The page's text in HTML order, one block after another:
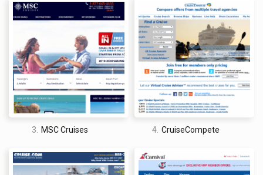
balcón o suite, pero sin garantizarla.
CheapTickets asume automáticamente que las fechas
alternativas están bien y, a veces, cambia las fechas de su
búsqueda, lo que quizás no se dé cuenta hasta después de la
compra.
¿Qué tan fácil es usar el sitio web de CheapTickets
Cruises?
Navegar por el sitio web resultó ser simple e incluso los
usuarios primerizos no deberían tener problemas. La página
de inicio es casi idéntica a la de Expedia en cuanto a diseño y
verás seis opciones en la parte superior: Estancias, Vuelos,
vez que hagas clic en Cruceros, se te pedirá que ingreses
detalles como el destino, el número de viajeros y el período en
3. MSC Cruises 4. CruiseCompete